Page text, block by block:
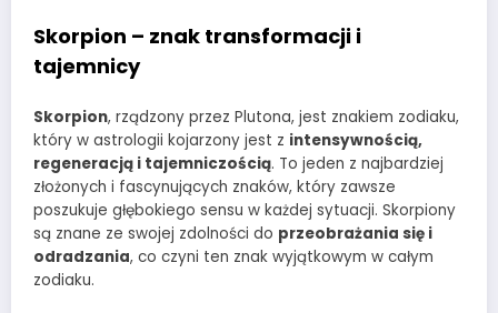
Skorpion – znak transformacji i
tajemnicy
Skorpion, rządzony przez Plutona, jest znakiem zodiaku,
który w astrologii kojarzony jest z intensywnością,
regeneracją i tajemniczością. To jeden z najbardziej
złożonych i fascynujących znaków, który zawsze
poszukuje głębokiego sensu w każdej sytuacji. Skorpiony
są znane ze swojej zdolności do przeobrażania się i
odradzania, co czyni ten znak wyjątkowym w całym
zodiaku.